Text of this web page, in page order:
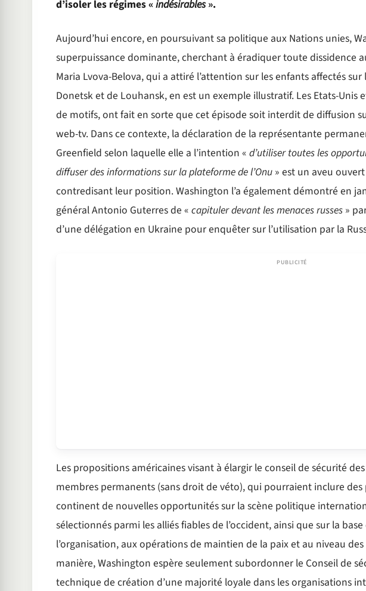
d’isoler les régimes «indésirables».
Aujourd’hui encore, en poursuivant sa politique aux Nations unies,
superpuissance dominante, cherchant à éradiquer toute dissidence
Maria Lvova-Belova, qui a attiré l’attention sur les enfants affectés
Donetsk et de Louhansk, en est un exemple illustratif. Les Etats-Unis
de motifs, ont fait en sorte que cet épisode soit interdit de diffusion
web-tv. Dans ce contexte, la déclaration de la représentante
Greenfield selon laquelle elle a l’intention « d’utiliser toutes les
diffuser des informations sur la plateforme de l’Onu» est un aveu
contredisant leur position. Washington l’a également démontré en
général Antonio Guterres de « capituler devant les menaces russes »
d’une délégation en Ukraine pour enquêter sur l’utilisation par la
Les propositions américaines visant à élargir le conseil de sécurité
membres permanents (sans droit de véto), qui pourraient inclure des
continent de nouvelles opportunités sur la scène politique
sélectionnés parmi les alliés fiables de l’occident, ainsi que sur la
l’organisation, aux opérations de maintien de la paix et au niveau
manière, Washington espère seulement subordonner le Conseil de
technique de création d’une majorité loyale dans les organisations